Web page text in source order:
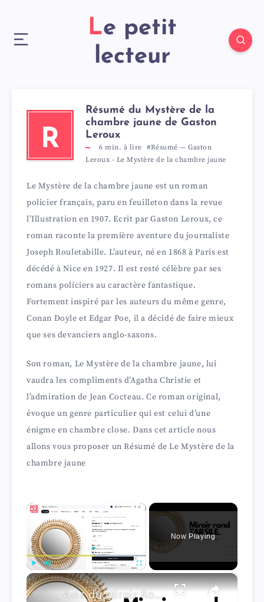
Le petit
lecteur
R
Résumé du Mystère de la
chambre jaune de Gaston
Leroux
6 min. à lire #Résumé — Gaston
Leroux - Le Mystère de la chambre jaune
Le Mystère de la chambre jaune est un roman
policier français, paru en feuilleton dans la revue
l’Illustration en 1907. Ecrit par Gaston Leroux, ce
roman raconte la première aventure du journaliste
Joseph Rouletabille. L’auteur, né en 1868 à Paris est
décédé à Nice en 1927. Il est resté célèbre par ses
romans policiers au caractère fantastique.
Fortement inspiré par les auteurs du même genre,
Conan Doyle et Edgar Poe, il a décidé de faire mieux
que ses devanciers anglo-saxons.
Son roman, Le Mystère de la chambre jaune, lui
vaudra les compliments d’Agatha Christie et
l’admiration de Jean Cocteau. Ce roman original,
évoque un genre particulier qui est celui d’une
énigme en chambre close. Dans cet article nous
allons vous proposer un Résumé de Le Mystère de la
chambre jaune
×
Play Unmute Fullscreen
Now Playing
×
Avis du Miroir Rond TARSILE - La Redoute